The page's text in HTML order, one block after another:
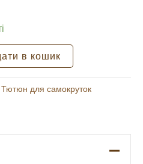
в кошик
Тютюн для самокруток